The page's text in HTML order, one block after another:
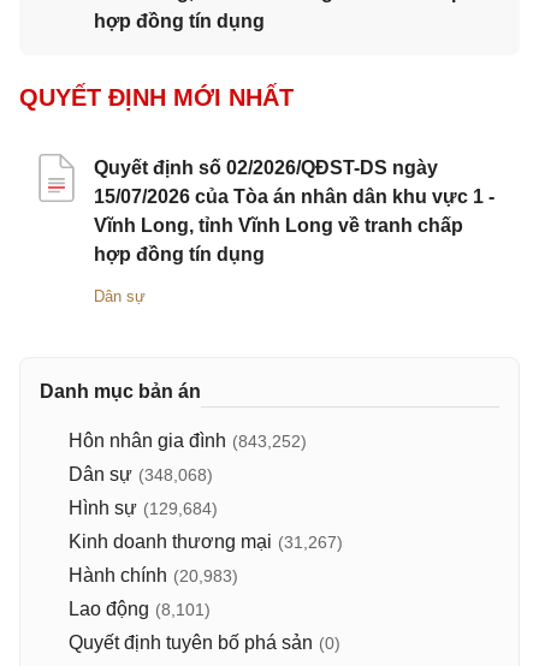
hợp đồng tín dụng
QUYẾT ĐỊNH MỚI NHẤT
Quyết định số 02/2026/QĐST-DS ngày
15/07/2026 của Tòa án nhân dân khu vực 1 -
Vĩnh Long, tỉnh Vĩnh Long về tranh chấp
hợp đồng tín dụng
Dân sự
Danh mục bản án
Hôn nhân gia đình (843,252)
Dân sự (348,068)
Hình sự (129,684)
Kinh doanh thương mại (31,267)
Hành chính (20,983)
Lao động (8,101)
Quyết định tuyên bố phá sản (0)